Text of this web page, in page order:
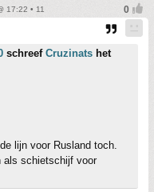
17:22 • 11
schreef Cruzinats het
lijn voor Rusland toch.
als schietschijf voor